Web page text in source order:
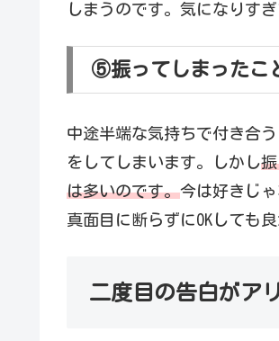
しまうのです。気になりす
⑤振ってしまったこ
中途半端な気持ちで付き合
をしてしまいます。しかし
は多いのです。今は好きじ
真面目に断らずにOKしても
二度目の告白がア